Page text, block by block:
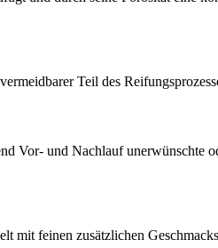
Teil des
Vor- und Nachlauf unerwünschte
mit feinen zusätzlichen